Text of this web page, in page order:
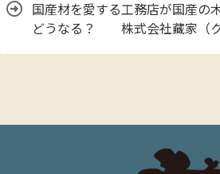
国産材を愛する工務店が国産の
どうなる？ 株式会社藏家（